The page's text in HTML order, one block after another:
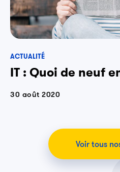
ACTUALITÉ
IT : Quoi de neuf
30 août 2020
Voir tous